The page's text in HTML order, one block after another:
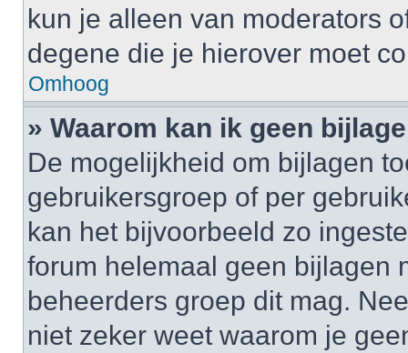
kun je alleen van moderators
degene die je hierover moet
Omhoog
» Waarom kan ik geen
De mogelijkheid om bijlagen
gebruikersgroep of per
kan het bijvoorbeeld zo
forum helemaal geen bijlagen
beheerders groep dit mag.
niet zeker weet waarom je